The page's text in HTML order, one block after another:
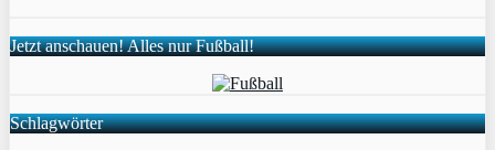
Jetzt anschauen! Alles nur Fußball!
Schlagwörter